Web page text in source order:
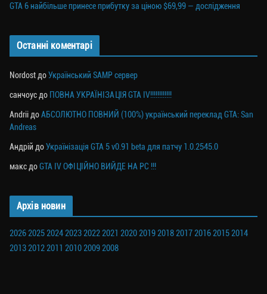
GTA 6 найбільше принесе прибутку за ціною $69,99 — дослідження
Останні коментарі
Nordost доУкраїнський SAMP сервер
санчоус до ПОВНА УКРАЇНІЗАЦІЯ GTA IV!!!!!!!!!!!!
Andrii доАБСОЛЮТНО ПОВНИЙ (100%) український переклад GTA: San
Andreas
Андрій доУкраїнізація GTA 5 v0.91 beta для патчу 1.0.2545.0
макс доGTA IV ОФІЦІЙНО ВИЙДЕ НА PC !!!
Архів новин
202620252024202320222021 2020201920182017201620152014
201320122011 201020092008